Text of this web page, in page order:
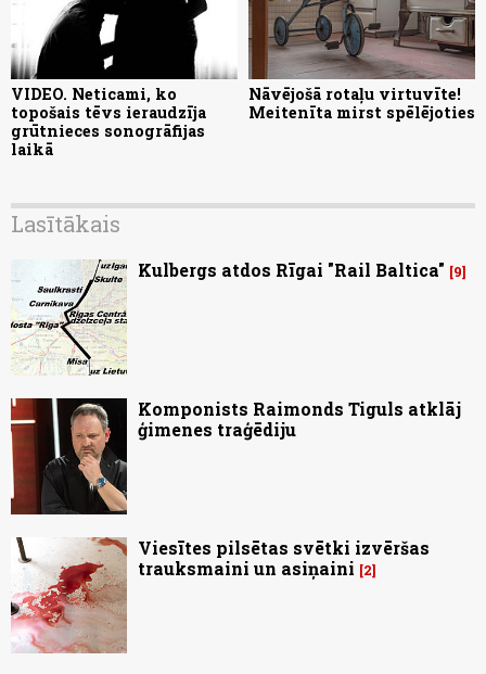
VIDEO. Neticami, ko
topošais tēvs ieraudzīja
grūtnieces sonogrāfijas
laikā
Nāvējošā rotaļu virtuvīte!
Meitenīta mirst spēlējoties
Lasītākais
Kulbergs atdos Rīgai "Rail Baltica" 9
Komponists Raimonds Tiguls atklāj
ģimenes traģēdiju
Viesītes pilsētas svētki izvēršas
trauksmaini un asiņaini
2